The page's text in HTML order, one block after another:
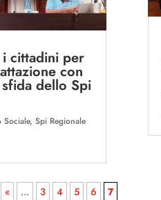
cittadini per
con
dello Spi
Sociale, Spi Regionale
« ... 3 4 5 6 7